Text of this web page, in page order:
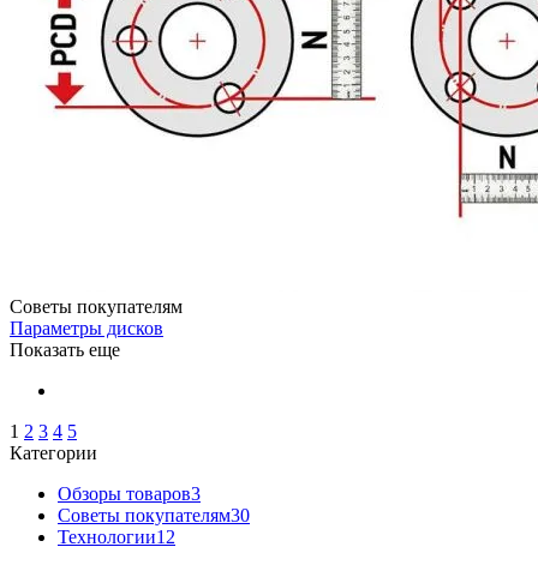
Советы покупателям
Параметры дисков
Показать еще
1 2 3 4 5
Категории
Обзоры товаров3
Советы покупателям30
Технологии12